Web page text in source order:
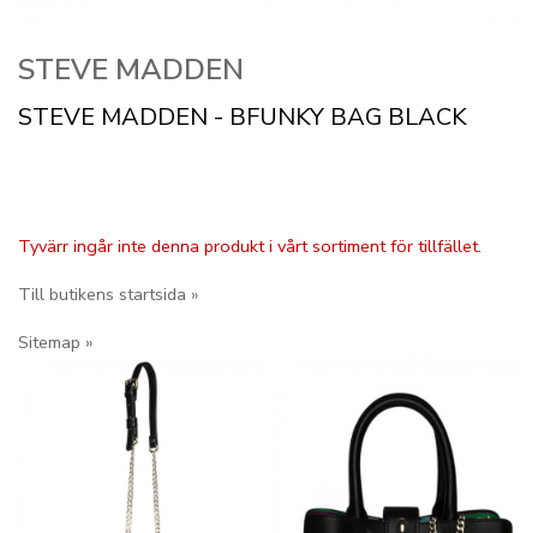
STEVE MADDEN
STEVE MADDEN - BFUNKY BAG BLACK
Tyvärr ingår inte denna produkt i vårt sortiment för tillfället.
Till butikens startsida »
Sitemap »